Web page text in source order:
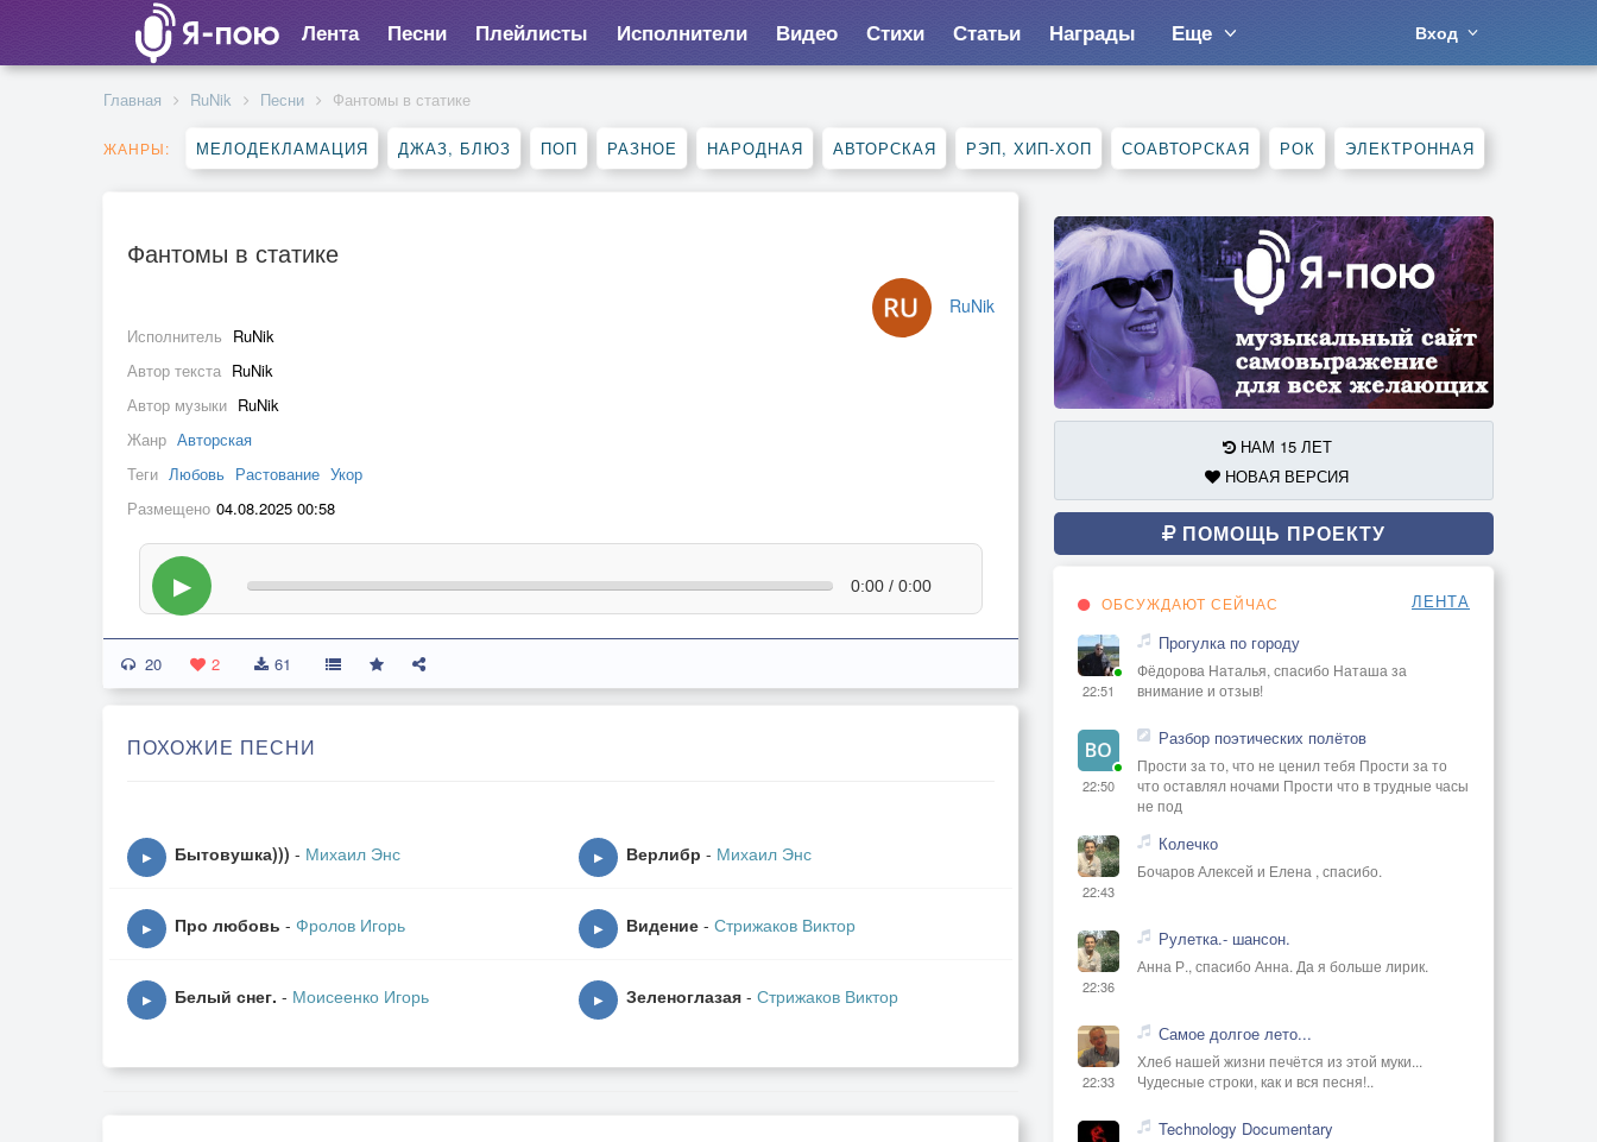
Лента Песни Плейлисты Исполнители Видео Стихи Статьи Награды Еще Вход
Главная RuNik Песни Фантомы в статике
ЖАНРЫ: МЕЛОДЕКЛАМАЦИЯ ДЖАЗ, БЛЮЗ ПОП РАЗНОЕ НАРОДНАЯ АВТОРСКАЯ РЭП, ХИП-ХОП СОАВТОРСКАЯ РОК ЭЛЕКТРОННАЯ
Фантомы в статике
RuNik
Исполнитель RuNik
Автор текста RuNik
Автор музыки RuNik
Жанр Авторская
Теги Любовь Растование Укор
Размещено 04.08.2025 00:58
▶ 0:00 / 0:00
20 2 61
ПОХОЖИЕ ПЕСНИ
▶ Бытовушка))) - Михаил Энс ▶ Верлибр - Михаил Энс
▶ Про любовь - Фролов Игорь ▶ Видение - Стрижаков Виктор
▶ Белый снег. - Моисеенко Игорь ▶ Зеленоглазая - Стрижаков Виктор
НАМ 15 ЛЕТ
НОВАЯ ВЕРСИЯ
ПОМОЩЬ ПРОЕКТУ
ОБСУЖДАЮТ СЕЙЧАС ЛЕНТА
22:51
Прогулка по городу
Фёдорова Наталья, спасибо Наташа за
внимание и отзыв!
22:50
Разбор поэтических полётов
Прости за то, что не ценил тебя Прости за то
что оставлял ночами Прости что в трудные часы
не под
22:43
Колечко
Бочаров Алексей и Елена , спасибо.
22:36
Рулетка.- шансон.
Анна Р., спасибо Анна. Да я больше лирик.
22:33
Самое долгое лето...
Хлеб нашей жизни печётся из этой муки...
Чудесные строки, как и вся песня!..
Technology Documentary